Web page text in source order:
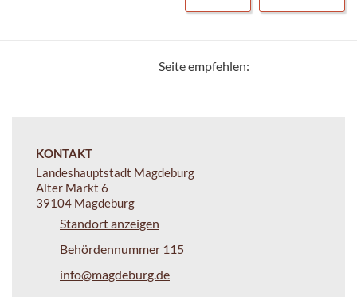
Seite empfehlen:
KONTAKT
Landeshauptstadt Magdeburg
Alter Markt 6
39104 Magdeburg
Standort anzeigen
Behördennummer 115
info@magdeburg.de